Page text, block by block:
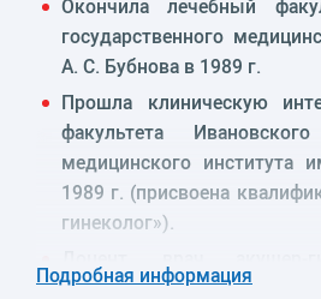
Окончила лечебный
государственного
А. С. Бубнова в 1989 г.
Прошла клиническую
факультета Ивановского
медицинского
1989 г. (присвоена
гинеколог»).
категории.
Подробная информация